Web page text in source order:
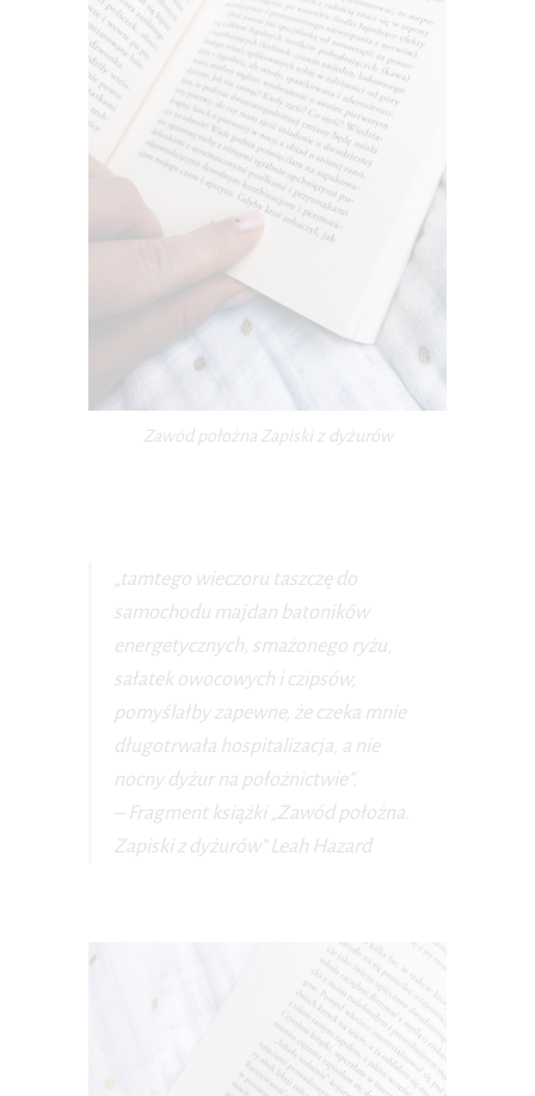
Zawód położna Zapiski z dyżurów
„tamtego wieczoru taszczę do
samochodu majdan batoników
energetycznych, smażonego ryżu,
sałatek owocowych i czipsów,
pomyślałby zapewne, że czeka mnie
długotrwała hospitalizacja, a nie
nocny dyżur na położnictwie”.
– Fragment książki „Zawód położna.
Zapiski z dyżurów” Leah Hazard